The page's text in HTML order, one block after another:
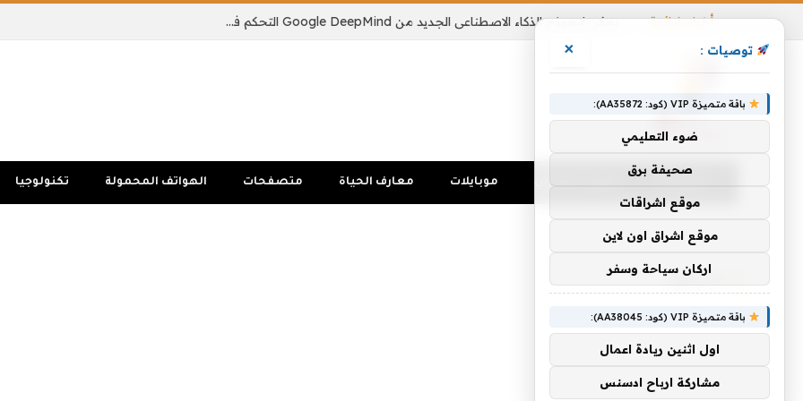
أخبار شائعة يمكن لنموذج الذكاء الاصطناعي الجديد من Google DeepMind التحكم في جسم الروبوت بالكامل
تواصل اجتماعي موبايلات معارف الحياة متصفحات الهواتف المحمولة تكنولوجيا
الرئيسية»
السعي
توصيات : ×
باقة متميزة VIP (كود: AA35872):
ضوء التعليمي
صحيفة برق
موقع اشراقات
موقع اشراق اون لاين
اركان سياحة وسفر
باقة متميزة VIP (كود: AA38045):
اول اثنين ريادة اعمال
مشاركة ارباح ادسنس